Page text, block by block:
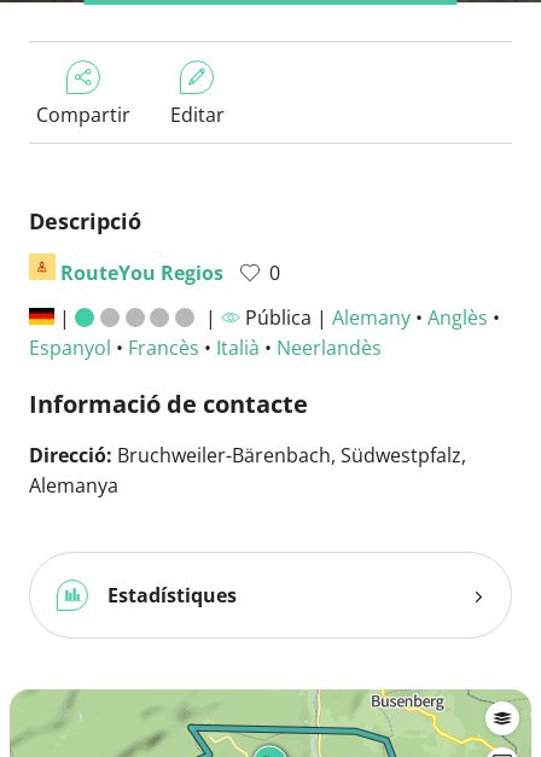
Compartir Editar
Descripció
RouteYou Regios
0
|
| Pública | Alemany• Anglès •
Espanyol • Francès • Italià • Neerlandès
Informació de contacte
Direcció: Bruchweiler-Bärenbach, Südwestpfalz,
Alemanya
Estadístiques